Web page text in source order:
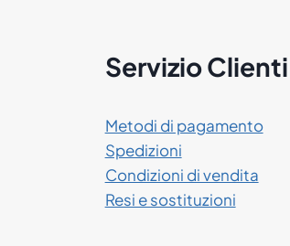
Servizio Clienti
Metodi di pagamento
Spedizioni
Condizioni di vendita
Resi e sostituzioni